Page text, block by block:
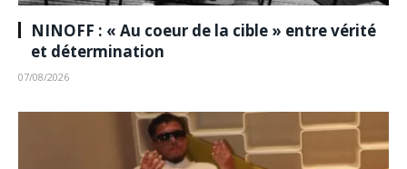
NINOFF : « Au coeur de la cible » entre vérité
et détermination
07/08/2026